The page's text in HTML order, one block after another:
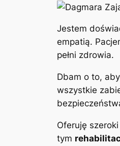
Jestem
empatią.
pełni zdrowia.
Dbam o to,
wszystkie
Oferuję
tym